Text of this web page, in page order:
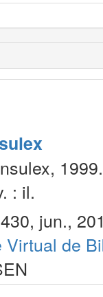
1999.
: il.
jun.,
Virtual de